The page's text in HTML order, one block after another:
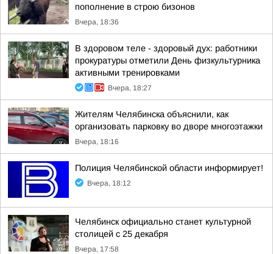
пополнение в строю бизонов
Вчера, 18:36
В здоровом теле - здоровый дух: работники
прокуратуры отметили День физкультурника
активными тренировками
Вчера, 18:27
Жителям Челябинска объяснили, как
организовать парковку во дворе многоэтажки
Вчера, 18:16
Полиция Челябинской области информирует!
Вчера, 18:12
Челябинск официально станет культурной
столицей с 25 декабря
Вчера, 17:58